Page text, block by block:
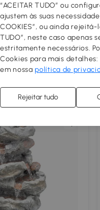
para Banco de
100x98x8 cm,
de 2 Lugares para
Enchimento
Fixação, para
Cinzento
as ilhas
“ACEITAR TUDO” ou
ajustem às suas
COOKIES”, ou ainda rejeitá-
TUDO”, neste caso apenas
estritamente necessários.
Cookies para mais detalhes:
em nossapolítica de
Rejeitar tudo